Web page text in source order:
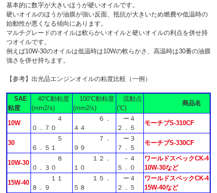
基本的に数字が大きいほうが硬いオイルです。
硬いオイルのほうが油膜が強い反面、抵抗が大きいため燃費や低温時の
始動性が悪くなる傾向にあります。
マルチグレードのオイルは軟らかいオイルと硬いオイルの利点を併せ持
つオイルです。
例えば10W-30のオイルは低温時は10Wの軟らかさ、高温時は30番の油膜
強さを併せ持ちます。
【参考】出光品エンジンオイルの粘度比較（一例）
SAE
粘度
40℃動粘度
(mm2/s)
100℃動粘度
(mm2/s)
流動点
(℃)
商品名
10W
４
０．７０
６．
４４
ー４
２．５
モーチブS-310CF
30
５
６．５１
７．
９９
ー３
７．５
モーチブS-330CF
10W-30
８
０．３０
１２．
１０
－４
５．０
ワールドスペックCK-4
10W-30など
15W-40
１１
８．９
１５．
５８
ー４
２．５
ワールドスペックCK-4
15W-40など